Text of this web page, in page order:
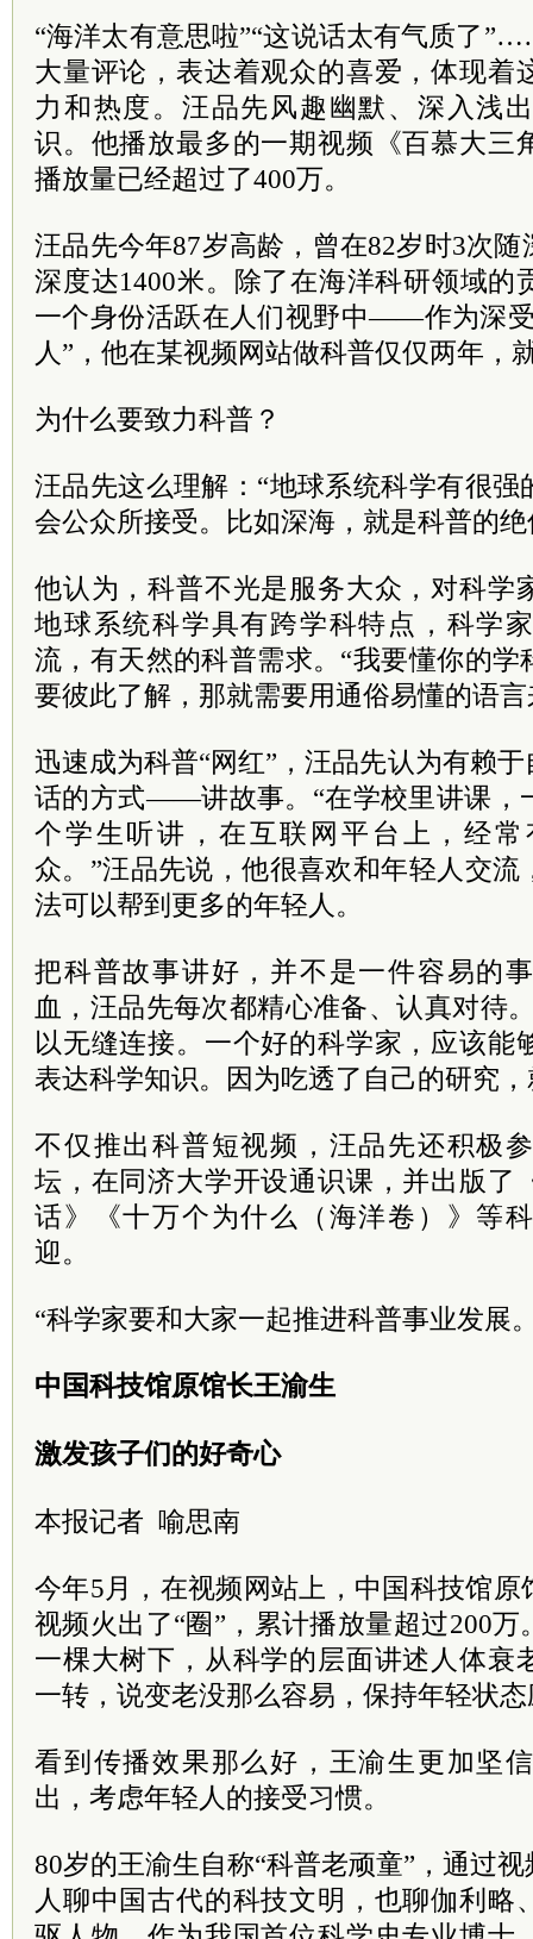
“海洋太有意思啦”“这说话太有气质了
大量评论，表达着观众的喜爱，体现着
力和热度。汪品先风趣幽默、深入浅
识。他播放最多的一期视频《百慕大三
播放量已经超过了400万。
汪品先今年87岁高龄，曾在82岁时3次
深度达1400米。除了在海洋科研领域的
一个身份活跃在人们视野中——作为深
人”，他在某视频网站做科普仅仅两年，
为什么要致力科普？
汪品先这么理解：“地球系统科学有很
会公众所接受。比如深海，就是科普的
他认为，科普不光是服务大众，对科学
地球系统科学具有跨学科特点，科学
流，有天然的科普需求。“我要懂你的
要彼此了解，那就需要用通俗易懂的语言
迅速成为科普“网红”，汪品先认为有赖
话的方式——讲故事。“在学校里讲课，
个学生听讲，在互联网平台上，经
众。”汪品先说，他很喜欢和年轻人交
法可以帮到更多的年轻人。
把科普故事讲好，并不是一件容易的
血，汪品先每次都精心准备、认真对待
以无缝连接。一个好的科学家，应该能
表达科学知识。因为吃透了自己的研究
不仅推出科普短视频，汪品先还积极
坛，在同济大学开设通识课，并出版了
话》《十万个为什么（海洋卷）》等
迎。
“科学家要和大家一起推进科普事业发展
中国科技馆原馆长王渝生
激发孩子们的好奇心
本报记者 喻思南
今年5月，在视频网站上，中国科技馆
视频火出了“圈”，累计播放量超过200
一棵大树下，从科学的层面讲述人体衰
一转，说变老没那么容易，保持年轻状
看到传播效果那么好，王渝生更加坚
出，考虑年轻人的接受习惯。
80岁的王渝生自称“科普老顽童”，通过
人聊中国古代的科技文明，也聊伽利略